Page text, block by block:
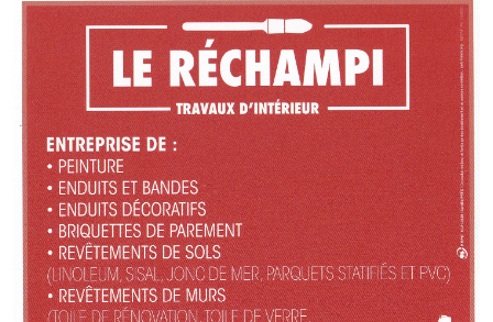
Liste et coordonnées des associations
TOURISME, PATRIMOINE
Fressin, ville d'histoire
L'église
Les panneaux du patrimoine
Le château
Georges Bernanos